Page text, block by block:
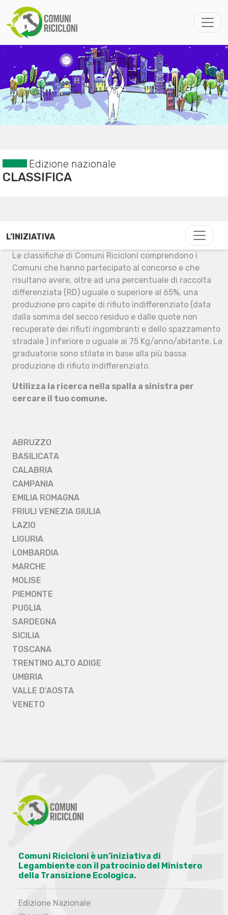
Edizione nazionale
CLASSIFICA
L’INIZIATIVA
Le classifiche di Comuni Ricicloni comprendono i
Comuni che hanno partecipato al concorso e che
risultano avere, oltre ad una percentuale di raccolta
differenziata (RD) uguale o superiore al 65%, una
produzione pro capite di rifiuto indifferenziato (data
dalla somma del secco residuo e dalle quote non
recuperate dei rifiuti ingombranti e dello spazzamento
stradale ) inferiore o uguale ai 75 Kg/anno/abitante. Le
graduatorie sono stilate in base alla più bassa
produzione di rifiuto indifferenziato.
Utilizza la ricerca nella spalla a sinistra per
cercare il tuo comune.
ABRUZZO
BASILICATA
CALABRIA
CAMPANIA
EMILIA ROMAGNA
FRIULI VENEZIA GIULIA
LAZIO
LIGURIA
LOMBARDIA
MARCHE
MOLISE
PIEMONTE
PUGLIA
SARDEGNA
SICILIA
TOSCANA
TRENTINO ALTO ADIGE
UMBRIA
VALLE D'AOSTA
VENETO
Comuni Ricicloni è un’iniziativa di
Legambiente con il patrocinio del Ministero
della Transizione Ecologica.
Edizione Nazionale